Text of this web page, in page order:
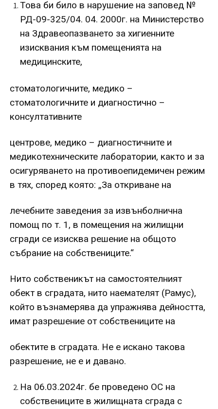
Това би било в нарушение на заповед №
РД-09-325/04. 04. 2000г. на Министерство
на Здравеопазването за хигиенните
изисквания към помещенията на
медицинските,
стоматологичните, медико –
стоматологичните и диагностично –
консултативните
центрове, медико – диагностичните и
медикотехническите лаборатории, както и за
осигуряването на противоепидемичен режим
в тях, според която: „За откриване на
лечебните заведения за извънболнична
помощ по т. 1, в помещения на жилищни
сгради се изисква решение на общото
събрание на собствениците.“
Нито собственикът на самостоятелният
обект в сградата, нито наемателят (Рамус),
който възнамерява да упражнява дейността,
имат разрешение от собствениците на
обектите в сградата. Не е искано такова
разрешение, не е и давано.
На 06.03.2024г. бе проведено ОС на
собствениците в жилищната сграда с